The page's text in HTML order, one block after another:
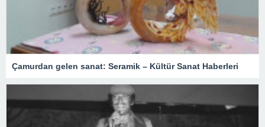
Çamurdan gelen sanat: Seramik – Kültür Sanat Haberleri